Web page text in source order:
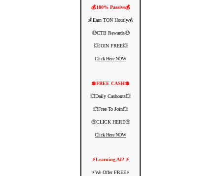
💰100% Passive💰
💰Earn TON Hourly💰
🤑CTB Rewards🤑
💥JOIN FREE💥
Click Here NOW
💲FREE CASH💲
💥Daily Cashouts💥
💥Free To Join💥
🤑CLICK HERE🤑
Click Here NOW
⚡️Learning AI? ⚡️
⚡️We Offer FREE⚡️